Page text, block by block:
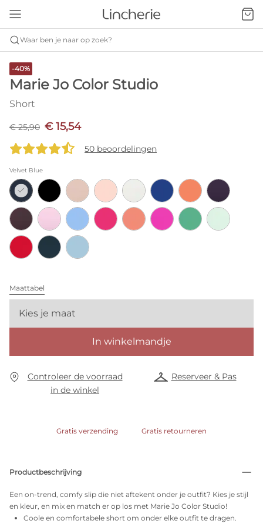
Waar ben je naar op zoek?
-40%
Marie Jo Color Studio
Short
€ 25,90 € 15,54
50 beoordelingen
Velvet Blue
Maattabel
Kies je maat
In winkelmandje
Controleer de voorraad
in de winkel
Reserveer & Pas
Gratis verzending Gratis retourneren
Productbeschrijving
Een on-trend, comfy slip die niet aftekent onder je outfit? Kies je stijl
en kleur, en mix en match er op los met Marie Jo Color Studio!
Coole en comfortabele short om onder elke outfit te dragen.